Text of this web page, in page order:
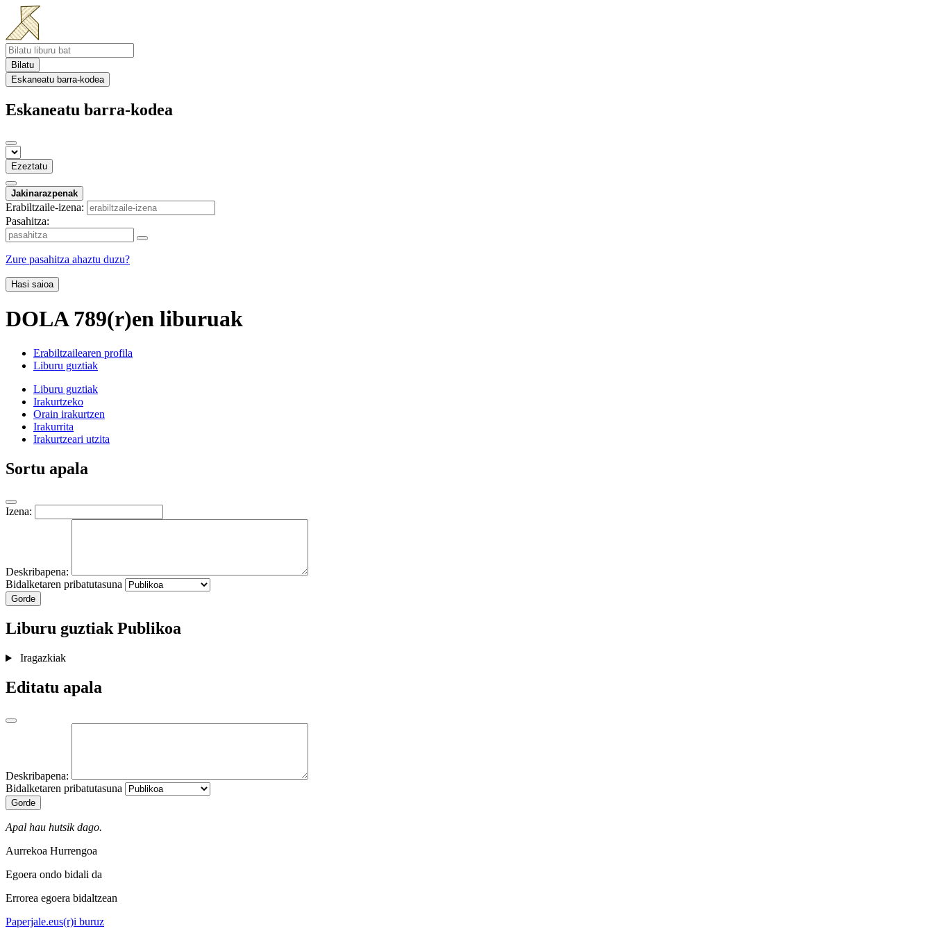
Bilatu
Eskaneatu barra-kodea
Eskaneatu barra-kodea
Ezeztatu
Jakinarazpenak
Erabiltzaile-izena:
Pasahitza:
Zure pasahitza ahaztu duzu?
Hasi saioa
DOLA 789(r)en liburuak
Erabiltzailearen profila
Liburu guztiak
Liburu guztiak
Irakurtzeko
Orain irakurtzen
Irakurrita
Irakurtzeari utzita
Sortu apala
Izena:
Deskribapena:
Bidalketaren pribatutasuna
Gorde
Liburu guztiakPublikoa
Iragazkiak
Editatu apala
Deskribapena:
Bidalketaren pribatutasuna
Gorde
Apal hau hutsik dago.
Aurrekoa Hurrengoa
Egoera ondo bidali da
Errorea egoera bidaltzean
Paperjale.eus(r)i buruz